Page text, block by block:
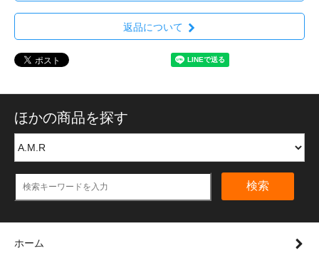
返品について
ほかの商品を探す
検索
ホーム